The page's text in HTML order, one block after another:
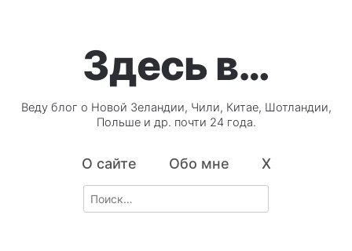
Здесь в…
Веду блог о Новой Зеландии, Чили, Китае, Шотландии,
Польше и др. почти 24 года.
О сайте Обо мне X
Search
for: